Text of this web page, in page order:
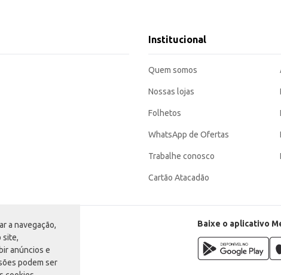
a navegação,
site,
anúncios e
podem ser
ambientes arejados.
e estofados, para uma perfumação duradoura.
Institucional
Quem somos
Nossas lojas
Folhetos
WhatsApp de Ofertas
Trabalhe conosco
Cartão Atacadão
Baixe o aplicativo